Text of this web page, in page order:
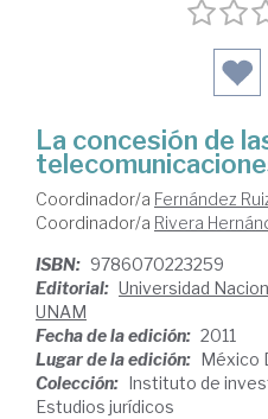
La concesión de
Coordinador/a Fernández
Coordinador/a Rivera
ISBN: 9786070223259
Editorial: Universidad
UNAM
Fecha de la edición: 2011
Lugar de la edición: México
Colección: Instituto de
Estudios jurídicos